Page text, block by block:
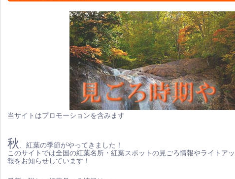
当サイトはプロモーションを含みます
秋
、紅葉の季節がやってきました！
このサイトでは全国の紅葉名所・紅葉スポットの見ごろ情報やライトア
報をお知らせしています！